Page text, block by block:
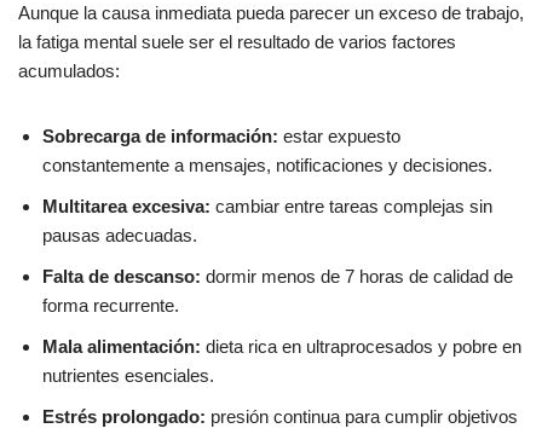
Aunque la causa inmediata pueda parecer un exceso de trabajo,
la fatiga mental suele ser el resultado de varios factores
acumulados:
Sobrecarga de información: estar expuesto
constantemente a mensajes, notificaciones y decisiones.
Multitarea excesiva: cambiar entre tareas complejas sin
pausas adecuadas.
Falta de descanso: dormir menos de 7 horas de calidad de
forma recurrente.
Mala alimentación: dieta rica en ultraprocesados y pobre en
nutrientes esenciales.
Estrés prolongado: presión continua para cumplir objetivos